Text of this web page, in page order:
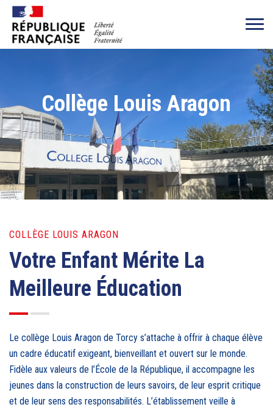
Collège Louis Aragon
COLLÈGE LOUIS ARAGON
Votre Enfant Mérite La
Meilleure Éducation
Le collège Louis Aragon de Torcy s’attache à offrir à chaque élève
un cadre éducatif exigeant, bienveillant et ouvert sur le monde.
Fidèle aux valeurs de l’École de la République, il accompagne les
jeunes dans la construction de leurs savoirs, de leur esprit critique
et de leur sens des responsabilités. L’établissement veille à